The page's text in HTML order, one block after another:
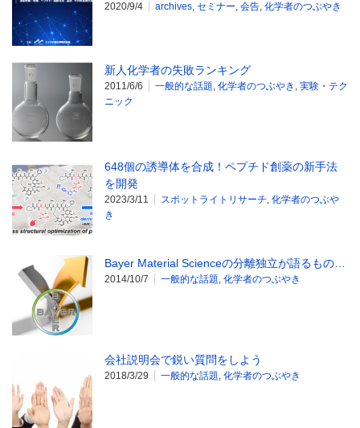
2020/9/4 archives, セミナー, 会告, 化学者のつぶやき
新人化学者の失敗ランキング
2011/6/6 一般的な話題, 化学者のつぶやき , 実験・テク
ニック
648個の誘導体を合成！ペプチド創薬の新手法
を開発
2023/3/11 スポットライトリサーチ, 化学者のつぶや
き
Bayer Material Scienceの分離独立が語るもの…
2014/10/7 一般的な話題, 化学者のつぶやき
会社説明会で鋭い質問をしよう
2018/3/29 一般的な話題, 化学者のつぶやき